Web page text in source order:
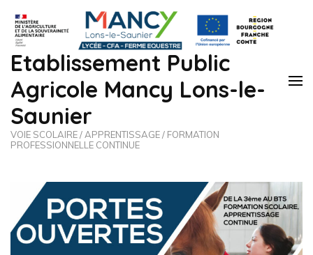
Etablissement Public
Agricole Mancy Lons-le-
Saunier
VOIE SCOLAIRE / APPRENTISSAGE / FORMATION
PROFESSIONNELLE CONTINUE